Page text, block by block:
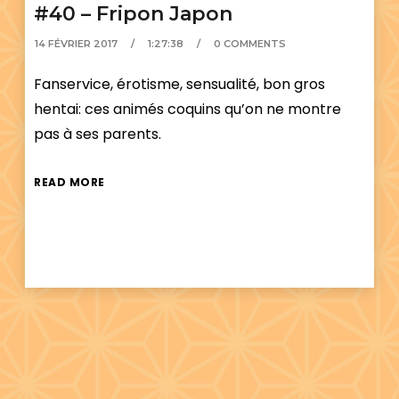
#40 – Fripon Japon
14 FÉVRIER 2017 1:27:38 0 COMMENTS
Fanservice, érotisme, sensualité, bon gros
hentai: ces animés coquins qu’on ne montre
pas à ses parents.
READ MORE